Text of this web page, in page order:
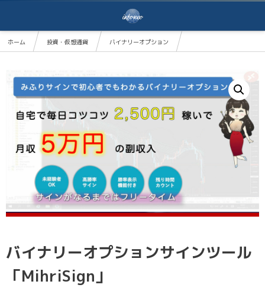
ホーム 投資・仮想通貨
バイナリーオプション
バイナリーオプションサインツール
「MihriSign」